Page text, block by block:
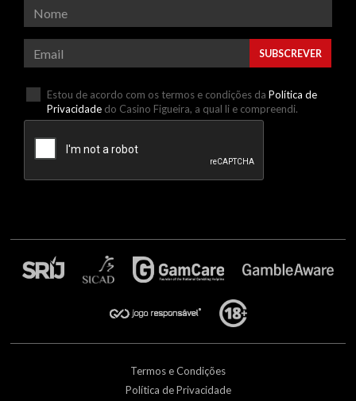
SUBSCREVER
Estou de acordo com os termos e condições daPolítica de
Privacidade do Casino Figueira, a qual li e compreendi.
Termos e Condições
Política de Privacidade